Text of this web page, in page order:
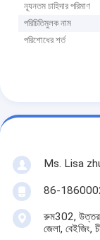
ন্যূনতম চাহিদার পরিমাণ
পরিচিতিমুলক নাম
পরিশোধের শর্ত
Ms. Lisa
86-
রুম302, উত্তর
জেলা, বেইজিং,